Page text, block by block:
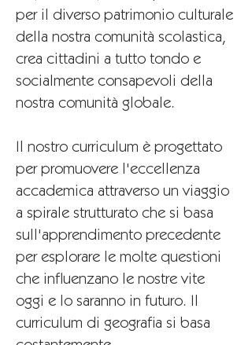
per il diverso patrimonio culturale
della nostra comunità scolastica,
crea cittadini a tutto tondo e
socialmente consapevoli della
nostra comunità globale.
Il nostro curriculum è progettato
per promuovere l'eccellenza
accademica attraverso un viaggio
a spirale strutturato che si basa
sull'apprendimento precedente
per esplorare le molte questioni
che influenzano le nostre vite
oggi e lo saranno in futuro. Il
curriculum di geografia si basa